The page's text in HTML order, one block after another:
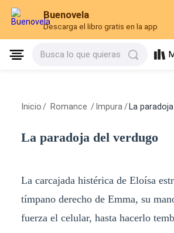
Buenovela
Descarga el libro gratis en la app
Busca lo que quieras
Inicio / Romance / Impura / La
La paradoja del verdugo
La carcajada histérica de Eloísa
tímpano derecho de Emma, su
fuerza el celular, hasta hacerlo